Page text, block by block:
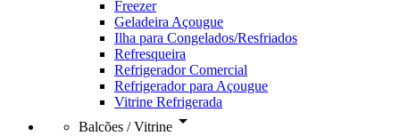
Freezer
Geladeira Açougue
Ilha para Congelados/Resfriados
Refresqueira
Refrigerador Comercial
Refrigerador para Açougue
Vitrine Refrigerada
Balcões / Vitrine arrow_drop_down